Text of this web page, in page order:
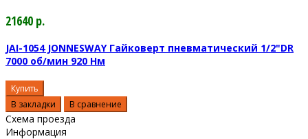
21640 р.
JAI-1054 JONNESWAY Гайковерт пневматический 1/2"DR
7000 об/мин 920 Нм
Купить
В закладки
В сравнение
Схема проезда
Информация